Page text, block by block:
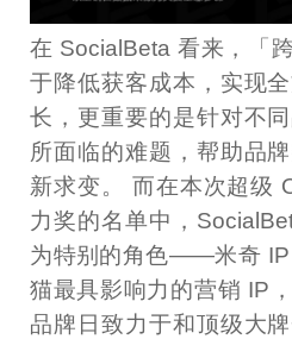
在 SocialBeta 看来，「
于降低获客成本，实现
长，更重要的是针对不
所面临的难题，帮助品
新求变。 而在本次超级
力奖的名单中，
为特别的角色——米奇 IP
猫最具影响力的营销 IP
品牌日致力于和顶级大